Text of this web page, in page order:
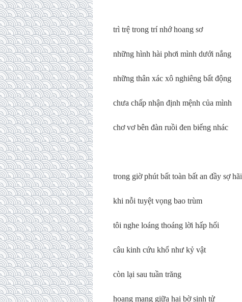
trì trệ trong trí nhớ hoang sơ
những hình hài phơi mình dưới nắng
những thân xác xô nghiêng bất động
chưa chấp nhận định mệnh của mình
chơ vơ bên đàn ruồi đen biếng nhác
trong giờ phút bất toàn bất an đầy sợ hãi
khi nỗi tuyệt vọng bao trùm
tôi nghe loáng thoáng lời hấp hối
câu kinh cứu khổ như kỷ vật
còn lại sau tuần trăng
hoang mang giữa hai bờ sinh tử